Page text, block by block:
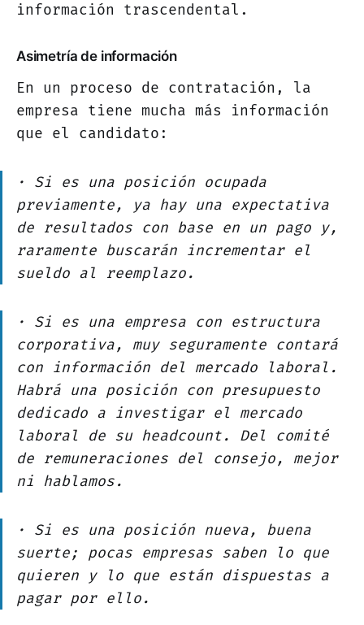
información trascendental.
Asimetría de información
En un proceso de contratación, la
empresa tiene mucha más información
que el candidato:
· Si es una posición ocupada
previamente, ya hay una expectativa
de resultados con base en un pago y,
raramente buscarán incrementar el
sueldo al reemplazo.
· Si es una empresa con estructura
corporativa, muy seguramente contará
con información del mercado laboral.
Habrá una posición con presupuesto
dedicado a investigar el mercado
laboral de su headcount. Del comité
de remuneraciones del consejo, mejor
ni hablamos.
· Si es una posición nueva, buena
suerte; pocas empresas saben lo que
quieren y lo que están dispuestas a
pagar por ello.